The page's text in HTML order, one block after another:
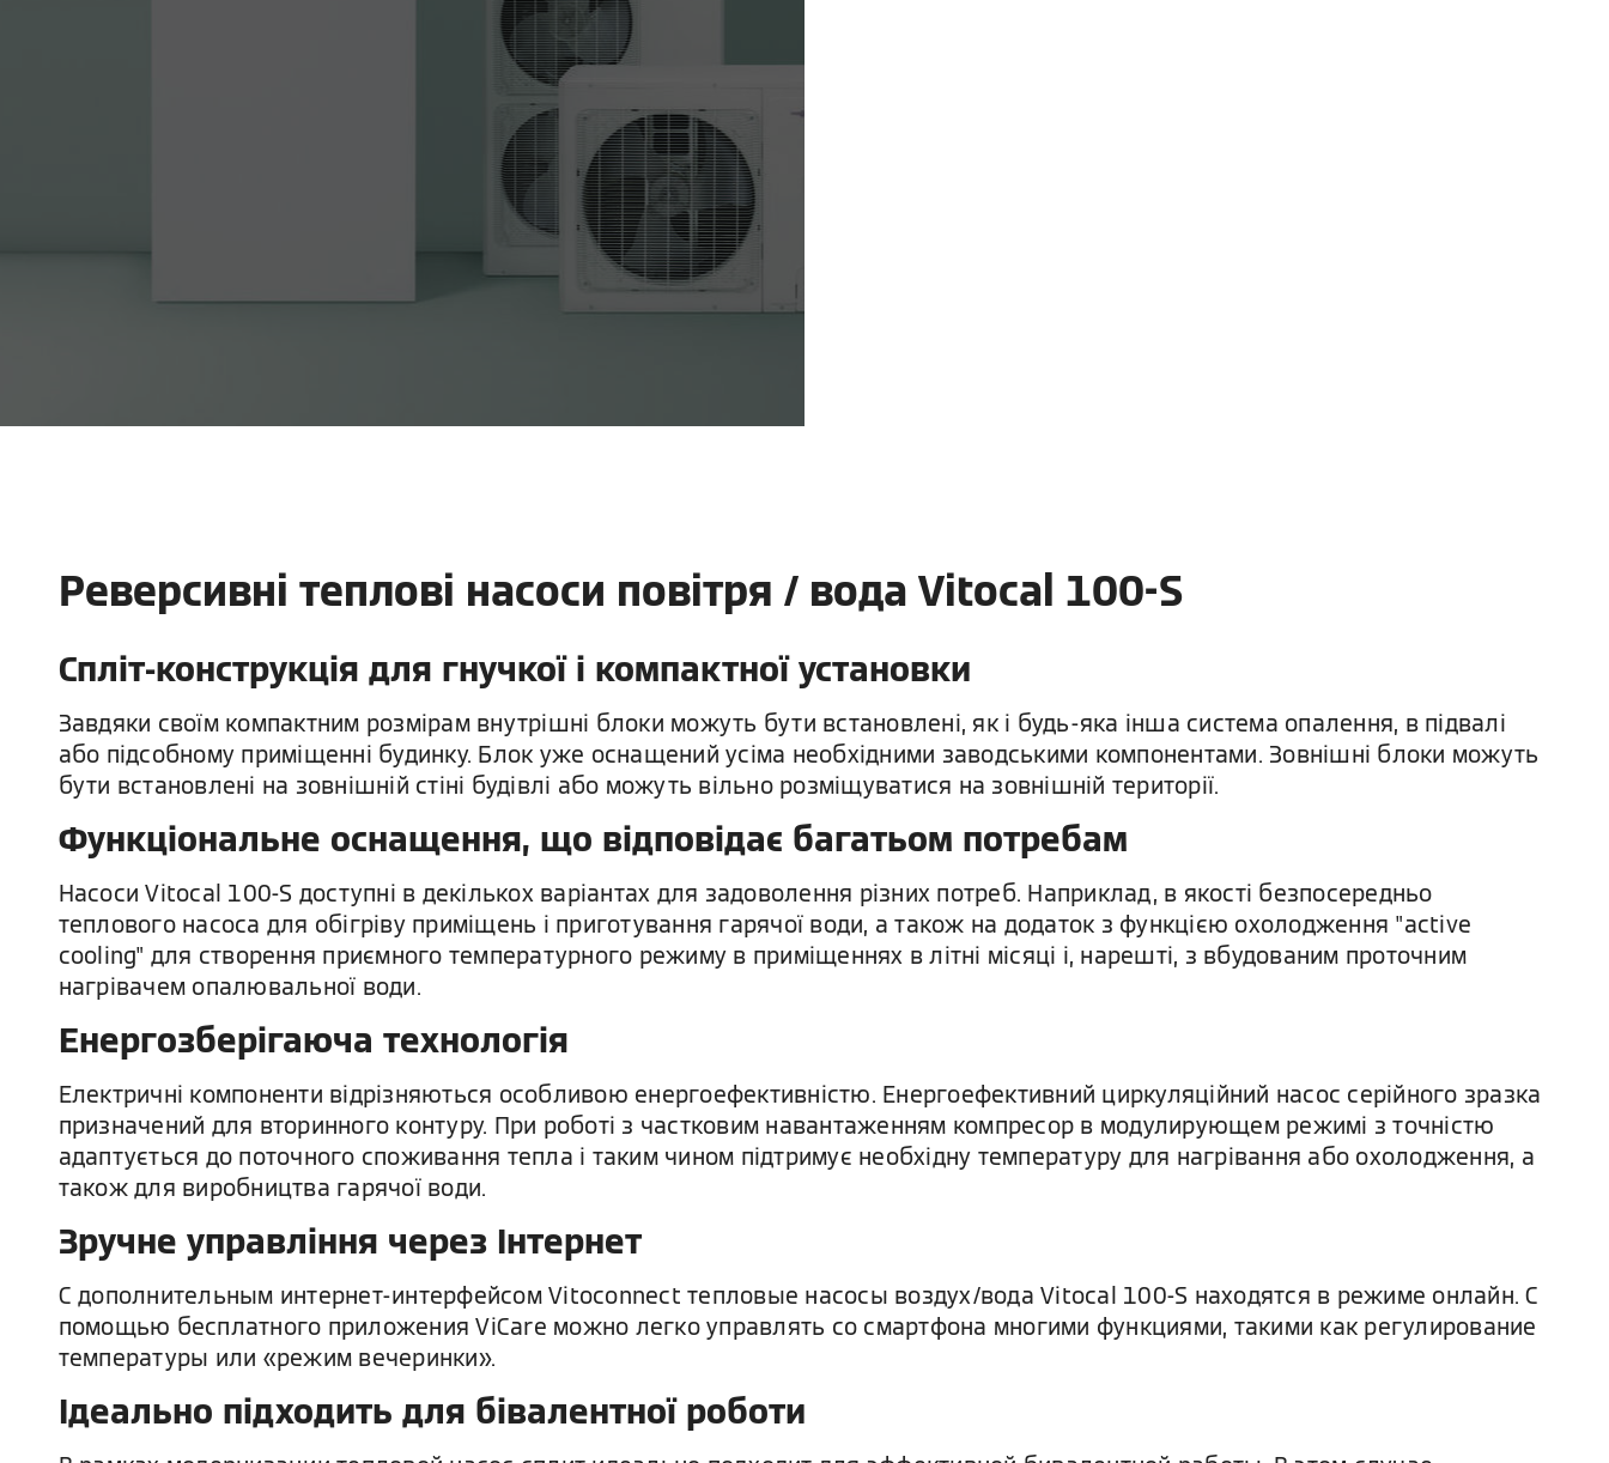
Реверсивні теплові насоси повітря / вода Vitocal 100-S
Спліт-конструкція для гнучкої і компактної установки
Завдяки своїм компактним розмірам внутрішні блоки можуть бути встановлені, як і будь-яка інша система опалення, в підвалі
або підсобному приміщенні будинку. Блок уже оснащений усіма необхідними заводськими компонентами. Зовнішні блоки можуть
бути встановлені на зовнішній стіні будівлі або можуть вільно розміщуватися на зовнішній території.
Функціональне оснащення, що відповідає багатьом потребам
Насоси Vitocal 100-S доступні в декількох варіантах для задоволення різних потреб. Наприклад, в якості безпосередньо
теплового насоса для обігріву приміщень і приготування гарячої води, а також на додаток з функцією охолодження "active
cooling" для створення приємного температурного режиму в приміщеннях в літні місяці і, нарешті, з вбудованим проточним
нагрівачем опалювальної води.
Енергозберігаюча технологія
Електричні компоненти відрізняються особливою енергоефективністю. Енергоефективний циркуляційний насос серійного зразка
призначений для вторинного контуру. При роботі з частковим навантаженням компресор в модулирующем режимі з точністю
адаптується до поточного споживання тепла і таким чином підтримує необхідну температуру для нагрівання або охолодження, а
також для виробництва гарячої води.
Зручне управління через Інтернет
С дополнительным интернет-интерфейсом Vitoconnect тепловые насосы воздух/вода Vitocal 100-S находятся в режиме онлайн. С
помощью бесплатного приложения ViCare можно легко управлять со смартфона многими функциями, такими как регулирование
температуры или «режим вечеринки».
Ідеально підходить для бівалентної роботи